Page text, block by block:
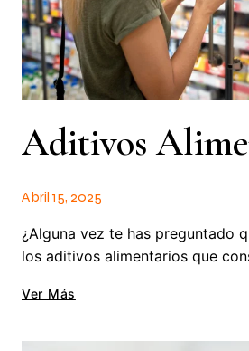
Abril 15, 2025
¿Alguna vez te has preguntado
los aditivos alimentarios que
Ver Más